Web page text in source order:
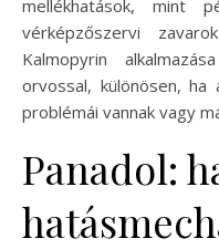
mellékhatások, mint
vérképzőszervi
Kalmopyrin
orvossal, különösen, ha
problémái vannak vagy
Panadol: